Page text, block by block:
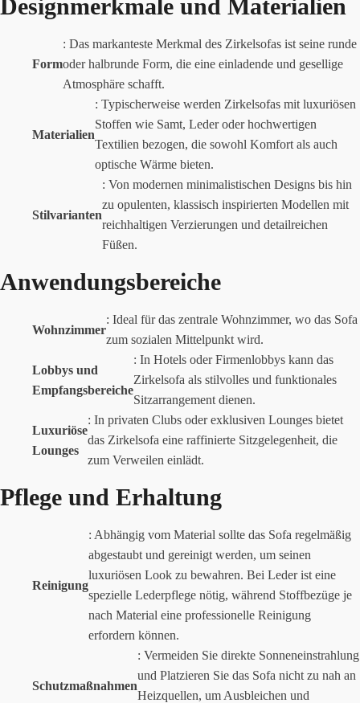
Designmerkmale und Materialien
Form
: Das markanteste Merkmal des Zirkelsofas ist seine runde
oder halbrunde Form, die eine einladende und gesellige
Atmosphäre schafft.
Materialien
: Typischerweise werden Zirkelsofas mit luxuriösen
Stoffen wie Samt, Leder oder hochwertigen
Textilien bezogen, die sowohl Komfort als auch
optische Wärme bieten.
Stilvarianten
: Von modernen minimalistischen Designs bis hin
zu opulenten, klassisch inspirierten Modellen mit
reichhaltigen Verzierungen und detailreichen
Füßen.
Anwendungsbereiche
Wohnzimmer
: Ideal für das zentrale Wohnzimmer, wo das Sofa
zum sozialen Mittelpunkt wird.
Lobbys und
Empfangsbereiche
: In Hotels oder Firmenlobbys kann das
Zirkelsofa als stilvolles und funktionales
Sitzarrangement dienen.
Luxuriöse
Lounges
: In privaten Clubs oder exklusiven Lounges bietet
das Zirkelsofa eine raffinierte Sitzgelegenheit, die
zum Verweilen einlädt.
Pflege und Erhaltung
Reinigung
: Abhängig vom Material sollte das Sofa regelmäßig
abgestaubt und gereinigt werden, um seinen
luxuriösen Look zu bewahren. Bei Leder ist eine
spezielle Lederpflege nötig, während Stoffbezüge je
nach Material eine professionelle Reinigung
erfordern können.
Schutzmaßnahmen
: Vermeiden Sie direkte Sonneneinstrahlung
und Platzieren Sie das Sofa nicht zu nah an
Heizquellen, um Ausbleichen und